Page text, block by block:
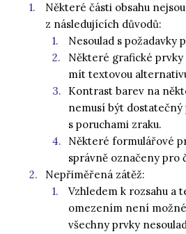
Některé části obsahu
z následujících důvodů:
Nesoulad s požadavky
Některé grafické
mít textovou
Kontrast barev na
nemusí být dostatečný
s poruchami zraku.
Některé formulářové
správně označeny pro
Nepřiměřená zátěž:
Vzhledem k rozsahu a
omezením není
všechny prvky